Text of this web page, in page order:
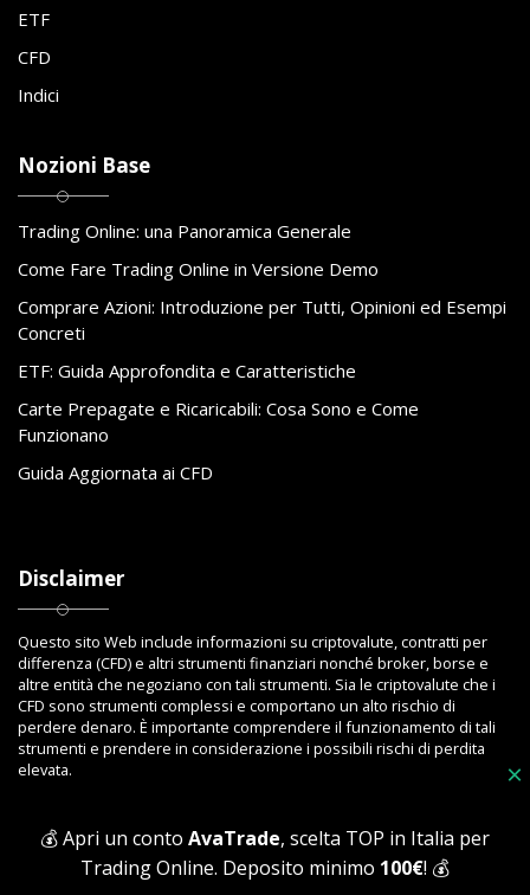
×
💰 Apri un conto AvaTrade, scelta TOP in Italia per
Trading Online. Deposito minimo 100€! 💰
ETF
CFD
Indici
Nozioni Base
Trading Online: una Panoramica Generale
Come Fare Trading Online in Versione Demo
Comprare Azioni: Introduzione per Tutti, Opinioni ed Esempi
Concreti
ETF: Guida Approfondita e Caratteristiche
Carte Prepagate e Ricaricabili: Cosa Sono e Come
Funzionano
Guida Aggiornata ai CFD
Disclaimer
Questo sito Web include informazioni su criptovalute, contratti per
differenza (CFD) e altri strumenti finanziari nonché broker, borse e
altre entità che negoziano con tali strumenti. Sia le criptovalute che i
CFD sono strumenti complessi e comportano un alto rischio di
perdere denaro. È importante comprendere il funzionamento di tali
strumenti e prendere in considerazione i possibili rischi di perdita
elevata.
Copyright © 2023 Toptrading.org - Edito da ViboBet - Sede legale: Via